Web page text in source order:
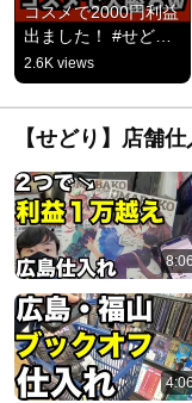
コスメで2000円利益
出ました！ #せどり
#せどり初心者 #セカ
スト #セカンドスト
リート
2.6K views
【せどり】店舗
8:06